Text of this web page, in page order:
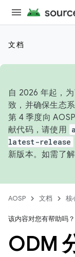
文档
自 2026 年起，
致，并确保生态
第 4 季度向
献代码，请使用
latest-release
新版本。如需了
AOSP 文档 核
该内容对您有帮助吗？
ODM